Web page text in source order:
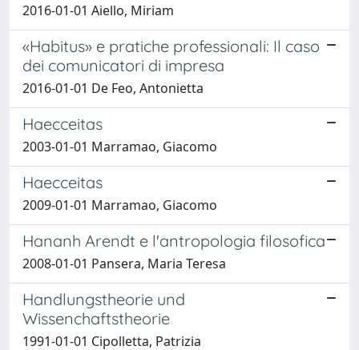
2016-01-01 Aiello, Miriam
«Habitus» e pratiche professionali: Il caso
dei comunicatori di impresa
2016-01-01 De Feo, Antonietta
Haecceitas
2003-01-01 Marramao, Giacomo
Haecceitas
2009-01-01 Marramao, Giacomo
Hananh Arendt e l'antropologia filosofica
2008-01-01 Pansera, Maria Teresa
Handlungstheorie und
Wissenchaftstheorie
1991-01-01 Cipolletta, Patrizia